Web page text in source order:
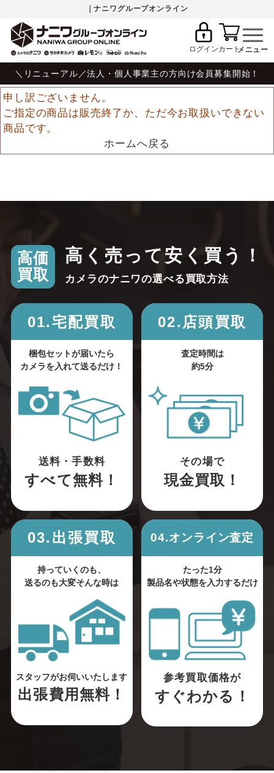
｜ナニワグループオンライン
ログインカート
＼リニューアル／法人・個人事業主の方向け会員募集開始！
申し訳ございません。
ご指定の商品は販売終了か、ただ今お取扱いできない
商品です。
ホームへ戻る
高価
買取
高く売って安く買う！
カメラのナニワの選べる買取方法
01.宅配買取
梱包セットが届いたら
カメラを入れて送るだけ！
送料・手数料
すべて無料！
02.店頭買取
査定時間は
約5分
その場で
現金買取！
03.出張買取
持っていくのも、
送るのも大変そんな時は
スタッフがお伺いいたします
出張費用無料！
04.オンライン査定
たった1分
製品名や状態を入力するだけ
参考買取価格が
すぐわかる！